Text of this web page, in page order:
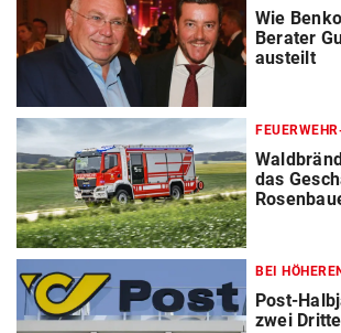
Wie
Berater
austeilt
das
BEI
Post-
zwei